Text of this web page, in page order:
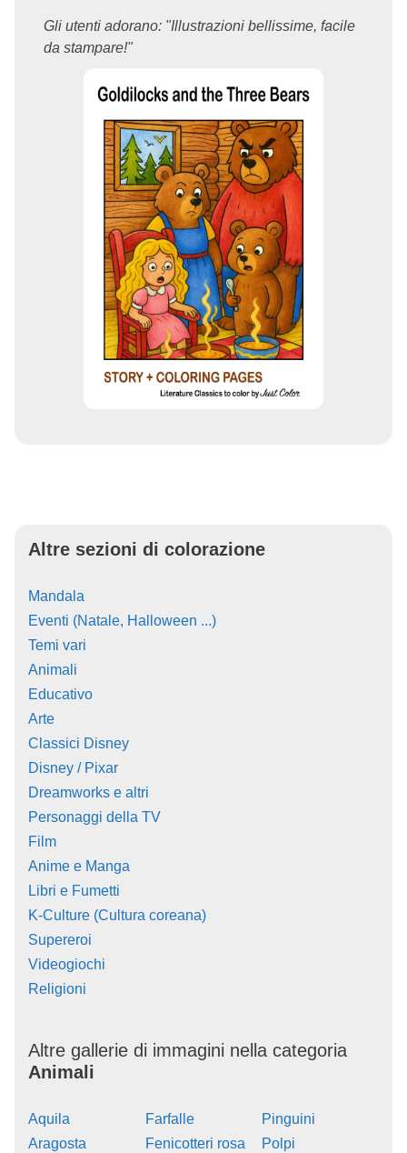
Gli utenti adorano: "Illustrazioni bellissime, facile
da stampare!"
Altre sezioni di colorazione
Mandala
Eventi (Natale, Halloween ...)
Temi vari
Animali
Educativo
Arte
Classici Disney
Disney / Pixar
Dreamworks e altri
Personaggi della TV
Film
Anime e Manga
Libri e Fumetti
K-Culture (Cultura coreana)
Supereroi
Videogiochi
Religioni
Altre gallerie di immagini nella categoria
Animali
Aquila
Aragosta
Farfalle
Fenicotteri rosa
Pinguini
Polpi